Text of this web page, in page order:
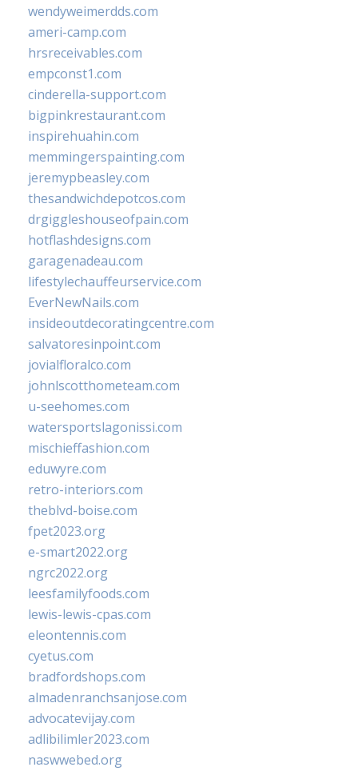
wendyweimerdds.com
ameri-camp.com
hrsreceivables.com
empconst1.com
cinderella-support.com
bigpinkrestaurant.com
inspirehuahin.com
memmingerspainting.com
jeremypbeasley.com
thesandwichdepotcos.com
drgiggleshouseofpain.com
hotflashdesigns.com
garagenadeau.com
lifestylechauffeurservice.com
EverNewNails.com
insideoutdecoratingcentre.com
salvatoresinpoint.com
jovialfloralco.com
johnlscotthometeam.com
u-seehomes.com
watersportslagonissi.com
mischieffashion.com
eduwyre.com
retro-interiors.com
theblvd-boise.com
fpet2023.org
e-smart2022.org
ngrc2022.org
leesfamilyfoods.com
lewis-lewis-cpas.com
eleontennis.com
cyetus.com
bradfordshops.com
almadenranchsanjose.com
advocatevijay.com
adlibilimler2023.com
naswwebed.org